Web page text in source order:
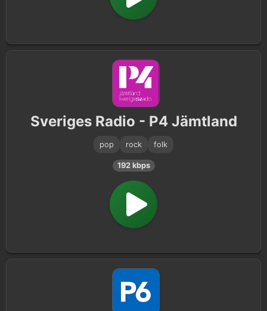
Sveriges Radio - P4 Jämtland
pop rock folk
192 kbps